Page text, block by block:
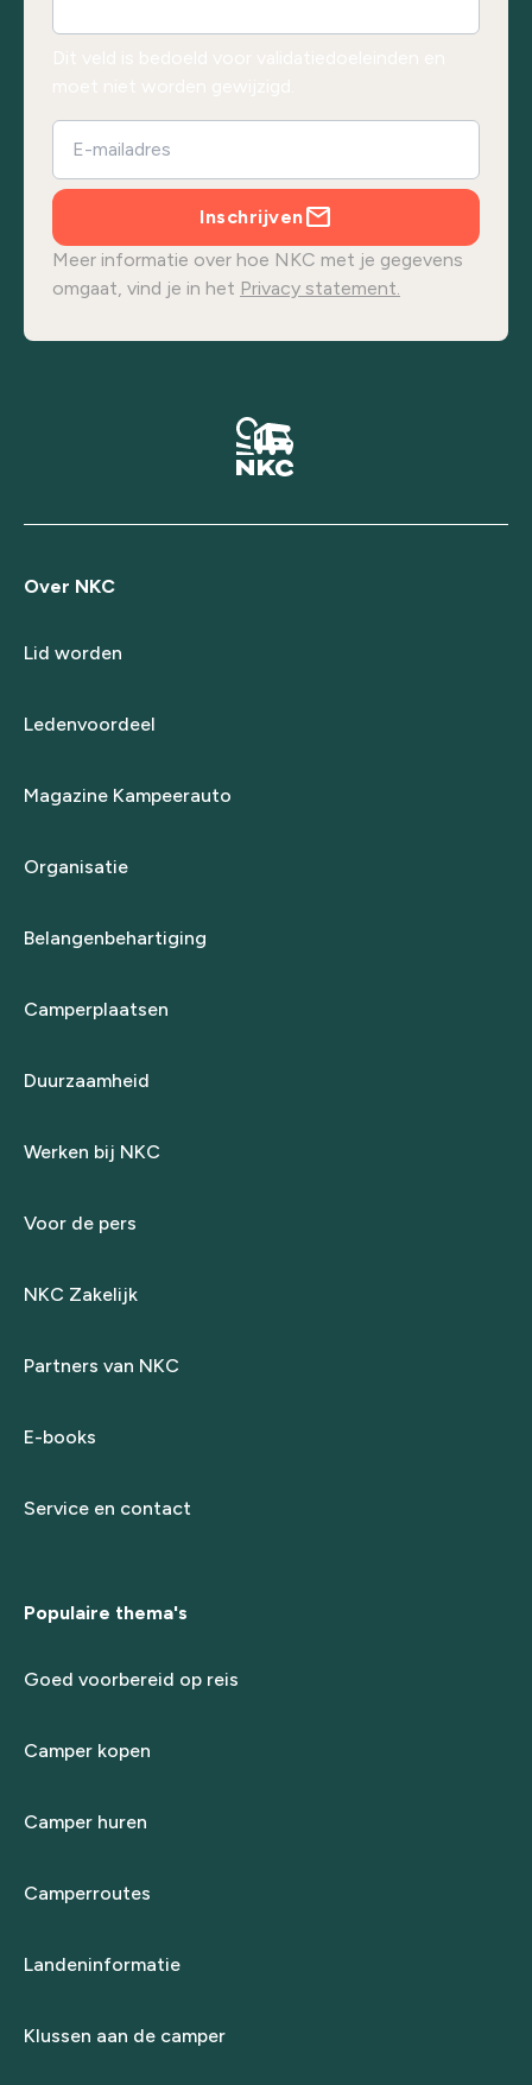
Inschrijven
Meer informatie over hoe NKC met je gegevens
omgaat, vind je in het Privacy statement.
Over NKC
Lid worden
Ledenvoordeel
Magazine Kampeerauto
Organisatie
Belangenbehartiging
Camperplaatsen
Duurzaamheid
Werken bij NKC
Voor de pers
NKC Zakelijk
Partners van NKC
E-books
Service en contact
Populaire thema's
Goed voorbereid op reis
Camper kopen
Camper huren
Camperroutes
Landeninformatie
Klussen aan de camper